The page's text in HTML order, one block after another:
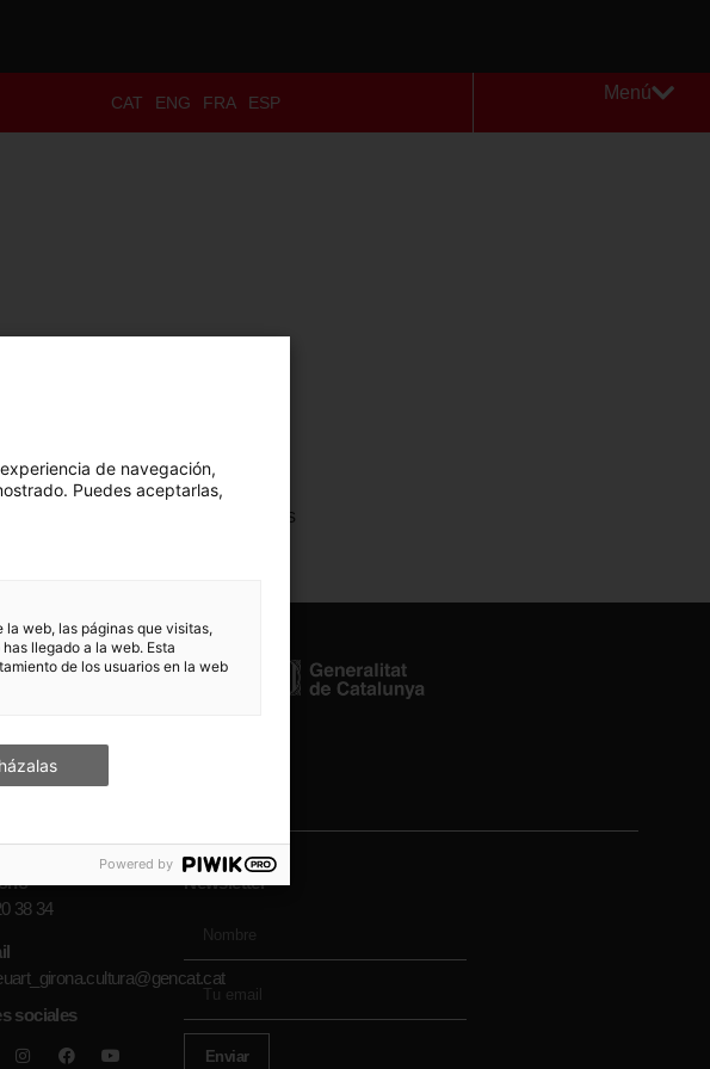
CAT ENG FRA ESP
Menú
pudiera
sobre lienzo
Luisa Faxedas Brujados
38 34
sociales
Newsletter
Enviar
de navegación,
Puedes aceptarlas,
la web, las páginas que visitas,
llegado a la web. Esta
de los usuarios en la web
Powered by